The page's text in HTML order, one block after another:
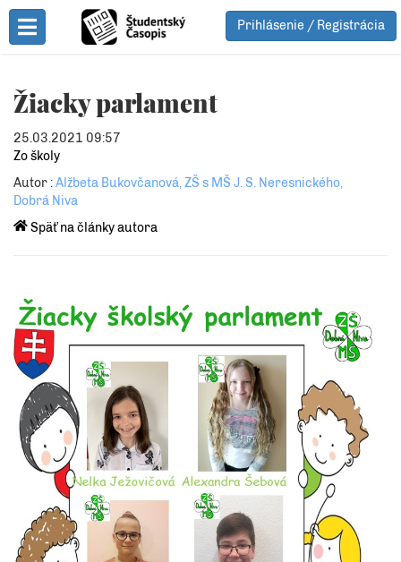
Toggle Menu
Prihlásenie / Registrácia
Žiacky parlament
25.03.2021 09:57
Zo školy
Autor :Alžbeta Bukovčanová, ZŠ s MŠ J. S. Neresnického,
Dobrá Niva
Späť na články autora